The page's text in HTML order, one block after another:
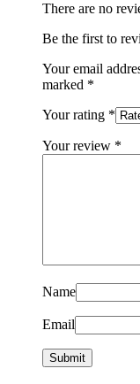
There are no
Be the first to
Your email
marked *
Your rating *
Your review *
Name
Email